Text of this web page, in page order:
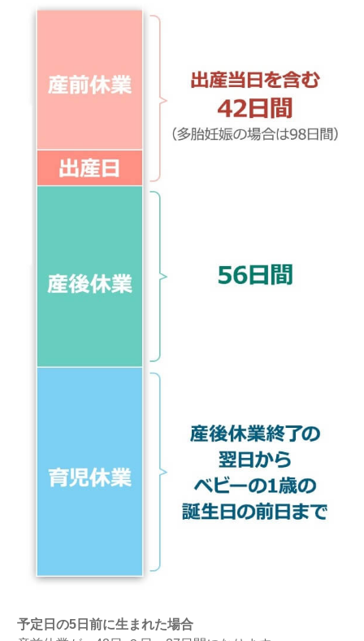
予定日の5日前に生まれた場合